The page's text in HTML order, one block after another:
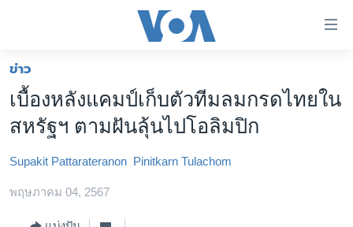
ต่อ
ข้าม
ไป
เนื้อหา
ข้าม
ไป
หน้าหลัก
โลก
เอเชีย
สหรัฐฯ
ไทย
ข่าว
เบื้องหลังแคมป์เก็บตัวทีมลมกรดไทยใน
สหรัฐฯ ตามฝันลุ้นไปโอลิมปิก
Supakit Pattarateranon Pinitkarn Tulachom
พฤษภาคม 04, 2567